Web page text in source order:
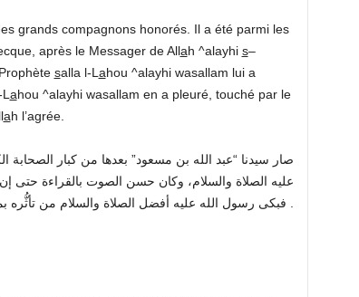
grands compagnons honorés. Il a été parmi les
après le Messager de Allah ^alayhi s–
salla l-L ahou ^alayhi wasallam lui a
ahou ^alayhi wasallam en a pleuré, touché par le
ah l’agrée.
صار سيدنا “عبد الله بن مسعود” بعدها من كبار الصحابة
عليه الصلاة والسلام، وكان حسن الصوت بالقراءة حتى